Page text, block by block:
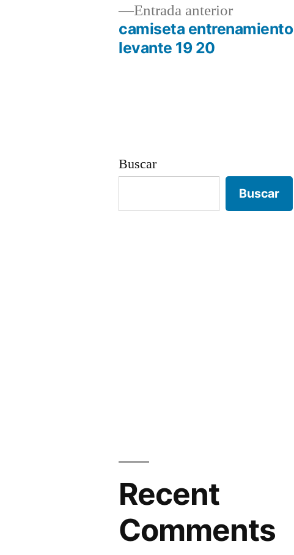
Navegación
Entrada anteriorEntrada
anterior:
camiseta entrenamiento
levante 19 20
Buscar
Buscar
Recent
Comments